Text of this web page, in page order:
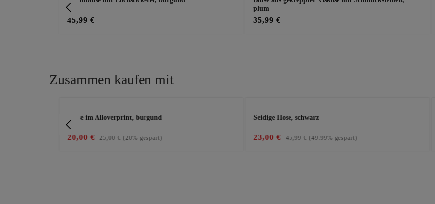
45,99 €
plum
35,99 €
Zusammen kaufen mit
Bluse im Alloverprint, burgund
20,00 € 25,00 €(20% gespart)
Seidige Hose, schwarz
23,00 € 45,99 €(49.99% gespart)